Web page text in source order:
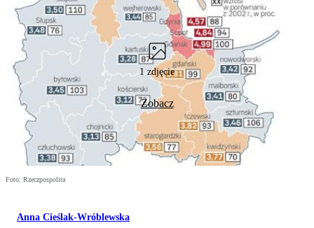
1 zdjęcie
Zobacz
Foto: Rzeczpospolita
Anna Cieślak-Wróblewska